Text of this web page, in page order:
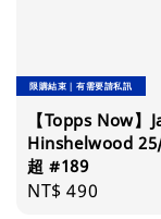
限購結束｜有需要請私訊
【Topps Now】
Hinshelwood
超 #189
Regular
NT$ 490